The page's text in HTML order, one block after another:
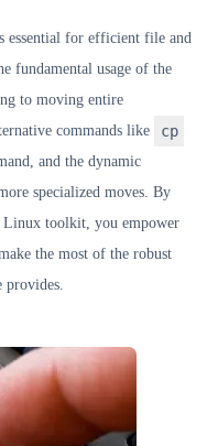
essential for efficient file and
fundamental usage of the
to moving entire
commands like
cp
and the dynamic
specialized moves. By
Linux toolkit, you empower
the most of the robust